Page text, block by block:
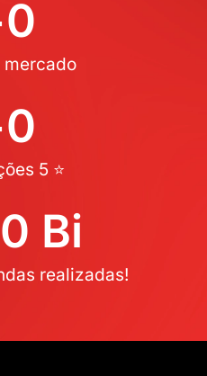
mercado
0
5 ⭐
0
realizadas!
0 Bi